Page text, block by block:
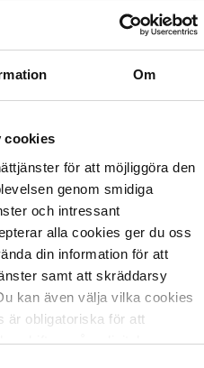
Om
cookies
för att möjliggöra den
genom smidiga
och intressant
alla cookies ger du oss
din information för att
samt att skräddarsy
kan även välja vilka cookies
är obligatoriska för att
drift av våra digitala
oss via nätbanken